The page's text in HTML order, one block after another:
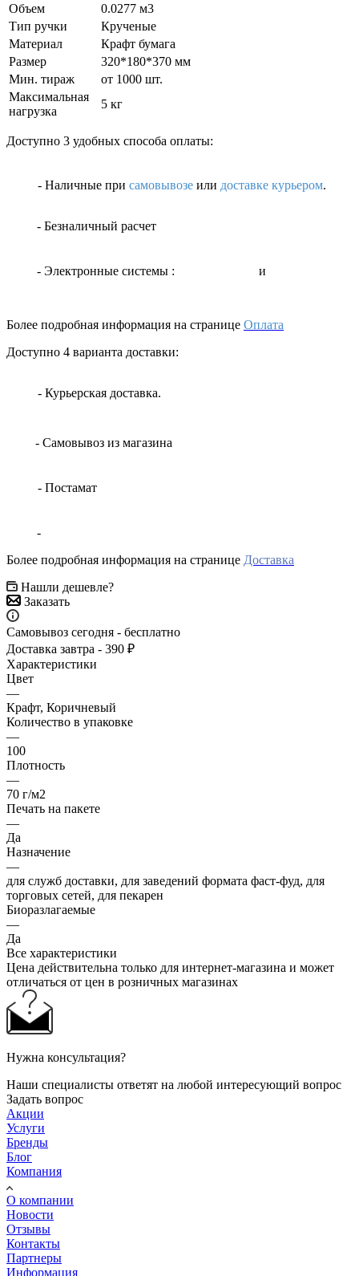
Объем
0.0277 м3
Тип ручки
Крученые
Материал
Крафт бумага
Размер
320*180*370 мм
Мин. тираж
от 1000 шт.
Максимальная
нагрузка
5 кг
Доступно 3 удобных способа оплаты:
- Наличные при самовывозе или доставке курьером.
- Безналичный расчет
- Электронные системы : и
Более подробная информация на странице Оплата
Доступно 4 варианта доставки:
- Курьерская доставка.
- Самовывоз из магазина
- Постамат
-
Более подробная информация на странице Доставка
Нашли дешевле?
Заказать
Самовывоз сегодня - бесплатно
Доставка завтра - 390 ₽
Характеристики
Цвет
—
Крафт, Коричневый
Количество в упаковке
—
100
Плотность
—
70 г/м2
Печать на пакете
—
Да
Назначение
—
для служб доставки, для заведений формата фаст-фуд, для
торговых сетей, для пекарен
Биоразлагаемые
—
Да
Все характеристики
Цена действительна только для интернет-магазина и может
отличаться от цен в розничных магазинах
Нужна консультация?
Наши специалисты ответят на любой интересующий вопрос
Задать вопрос
Акции
Услуги
Бренды
Блог
Компания
О компании
Новости
Отзывы
Контакты
Партнеры
Информация